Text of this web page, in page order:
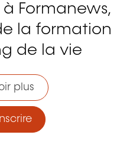
Formanews,
la formation
de la vie
plus